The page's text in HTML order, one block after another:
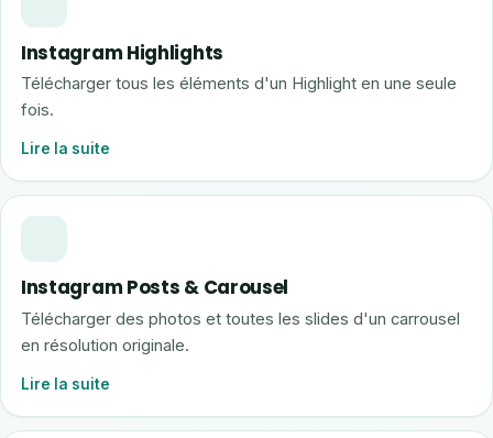
Instagram Highlights
Télécharger tous les éléments d'un Highlight en une seule
fois.
Lire la suite
Instagram Posts & Carousel
Télécharger des photos et toutes les slides d'un carrousel
en résolution originale.
Lire la suite